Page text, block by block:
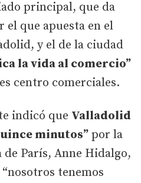
principal, que da
el que apuesta en el
y el de la ciudad
la vida al comercio”
centro comerciales.
indicó que Valladolid
minutos” por la
de París, Anne Hidalgo,
tenemos